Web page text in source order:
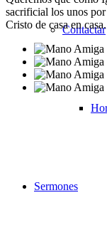
Contactar
Sermones
sacrificial los unos
Cristo de casa en casa.